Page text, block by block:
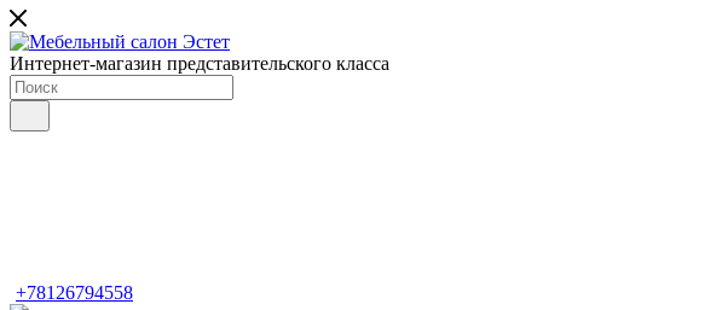
Интернет-магазин представительского класса
+78126794558